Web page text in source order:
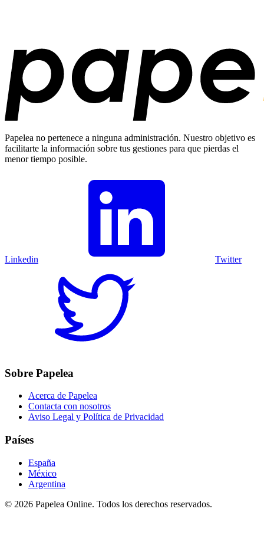
Papelea no pertenece a ninguna administración. Nuestro objetivo es
facilitarte la información sobre tus gestiones para que pierdas el
menor tiempo posible.
Linkedin Twitter
Sobre Papelea
Acerca de Papelea
Contacta con nosotros
Aviso Legal y Política de Privacidad
Países
España
México
Argentina
© 2026 Papelea Online. Todos los derechos reservados.